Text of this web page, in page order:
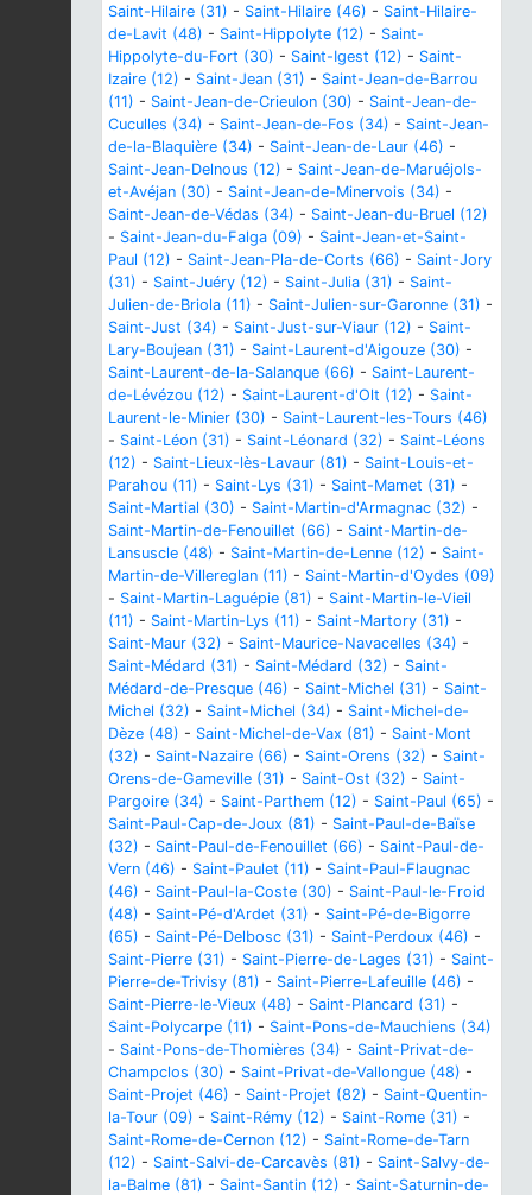
Saint-Hilaire (31) - Saint-Hilaire (46) - Saint-Hilaire-
de-Lavit (48) - Saint-Hippolyte (12) - Saint-
Hippolyte-du-Fort (30) - Saint-Igest (12) - Saint-
Izaire (12) - Saint-Jean (31) - Saint-Jean-de-Barrou
(11) - Saint-Jean-de-Crieulon (30) - Saint-Jean-de-
Cuculles (34) - Saint-Jean-de-Fos (34) - Saint-Jean-
de-la-Blaquière (34) - Saint-Jean-de-Laur (46) -
Saint-Jean-Delnous (12) - Saint-Jean-de-Maruéjols-
et-Avéjan (30) - Saint-Jean-de-Minervois (34) -
Saint-Jean-de-Védas (34) - Saint-Jean-du-Bruel (12)
- Saint-Jean-du-Falga (09) - Saint-Jean-et-Saint-
Paul (12) - Saint-Jean-Pla-de-Corts (66) - Saint-Jory
(31) - Saint-Juéry (12) - Saint-Julia (31) - Saint-
Julien-de-Briola (11) - Saint-Julien-sur-Garonne (31) -
Saint-Just (34) - Saint-Just-sur-Viaur (12) - Saint-
Lary-Boujean (31) - Saint-Laurent-d'Aigouze (30) -
Saint-Laurent-de-la-Salanque (66) - Saint-Laurent-
de-Lévézou (12) - Saint-Laurent-d'Olt (12) - Saint-
Laurent-le-Minier (30) - Saint-Laurent-les-Tours (46)
- Saint-Léon (31) - Saint-Léonard (32) - Saint-Léons
(12) - Saint-Lieux-lès-Lavaur (81) - Saint-Louis-et-
Parahou (11) - Saint-Lys (31) - Saint-Mamet (31) -
Saint-Martial (30) - Saint-Martin-d'Armagnac (32) -
Saint-Martin-de-Fenouillet (66) - Saint-Martin-de-
Lansuscle (48) - Saint-Martin-de-Lenne (12) - Saint-
Martin-de-Villereglan (11) - Saint-Martin-d'Oydes (09)
- Saint-Martin-Laguépie (81) - Saint-Martin-le-Vieil
(11) - Saint-Martin-Lys (11) - Saint-Martory (31) -
Saint-Maur (32) - Saint-Maurice-Navacelles (34) -
Saint-Médard (31) - Saint-Médard (32) - Saint-
Médard-de-Presque (46) - Saint-Michel (31) - Saint-
Michel (32) - Saint-Michel (34) - Saint-Michel-de-
Dèze (48) - Saint-Michel-de-Vax (81) - Saint-Mont
(32) - Saint-Nazaire (66) - Saint-Orens (32) - Saint-
Orens-de-Gameville (31) - Saint-Ost (32) - Saint-
Pargoire (34) - Saint-Parthem (12) - Saint-Paul (65) -
Saint-Paul-Cap-de-Joux (81) - Saint-Paul-de-Baïse
(32) - Saint-Paul-de-Fenouillet (66) - Saint-Paul-de-
Vern (46) - Saint-Paulet (11) - Saint-Paul-Flaugnac
(46) - Saint-Paul-la-Coste (30) - Saint-Paul-le-Froid
(48) - Saint-Pé-d'Ardet (31) - Saint-Pé-de-Bigorre
(65) - Saint-Pé-Delbosc (31) - Saint-Perdoux (46) -
Saint-Pierre (31) - Saint-Pierre-de-Lages (31) - Saint-
Pierre-de-Trivisy (81) - Saint-Pierre-Lafeuille (46) -
Saint-Pierre-le-Vieux (48) - Saint-Plancard (31) -
Saint-Polycarpe (11) - Saint-Pons-de-Mauchiens (34)
- Saint-Pons-de-Thomières (34) - Saint-Privat-de-
Champclos (30) - Saint-Privat-de-Vallongue (48) -
Saint-Projet (46) - Saint-Projet (82) - Saint-Quentin-
la-Tour (09) - Saint-Rémy (12) - Saint-Rome (31) -
Saint-Rome-de-Cernon (12) - Saint-Rome-de-Tarn
(12) - Saint-Salvi-de-Carcavès (81) - Saint-Salvy-de-
la-Balme (81) - Saint-Santin (12) - Saint-Saturnin-de-